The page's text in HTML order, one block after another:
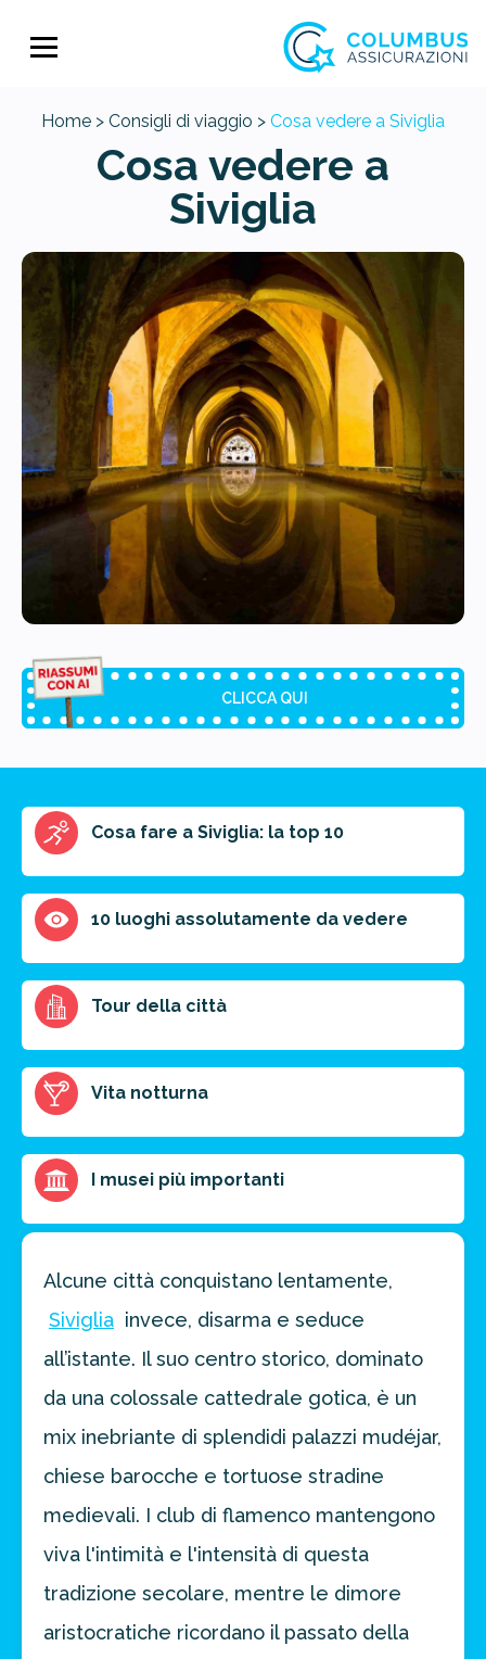
Home > Consigli di viaggio > Cosa vedere a Siviglia
Cosa vedere a
Siviglia
CLICCA QUI
Riassunto dell'articolo
Scegli il formato del riassunto
Breve Medio Punti chiave
prossima destinazione di viaggio.
FAI PREVENTIVO
Cosa fare a Siviglia: la top 10
10 luoghi assolutamente da vedere
Tour della città
Vita notturna
I musei più importanti
Alcune città conquistano lentamente,
Siviglia invece, disarma e seduce
all’istante. Il suo centro storico, dominato
da una colossale cattedrale gotica, è un
mix inebriante di splendidi palazzi mudéjar,
chiese barocche e tortuose stradine
medievali. I club di flamenco mantengono
viva l'intimità e l'intensità di questa
tradizione secolare, mentre le dimore
aristocratiche ricordano il passato della